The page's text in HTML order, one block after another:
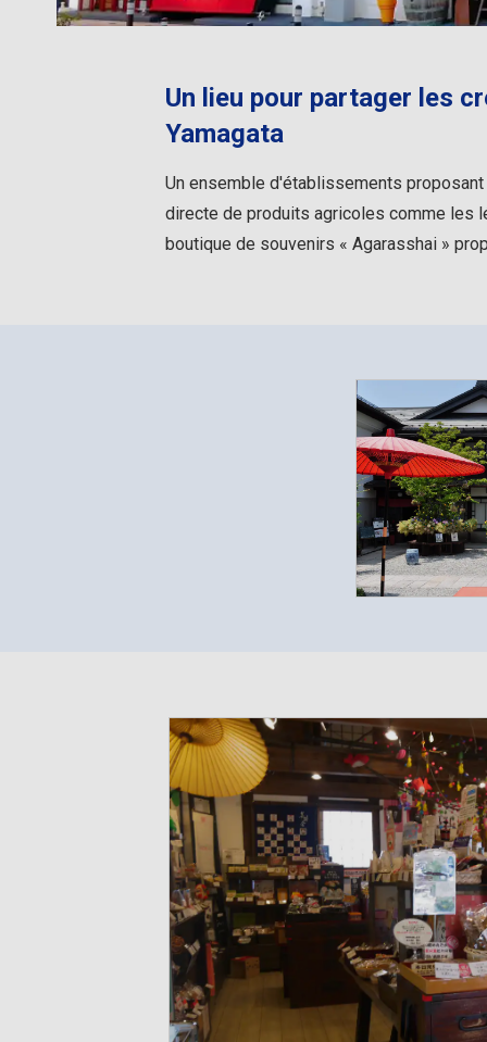
Un lieu pour partager les
Yamagata
Un ensemble d'établissements
directe de produits agricoles comme les
boutique de souvenirs « Agarasshai »